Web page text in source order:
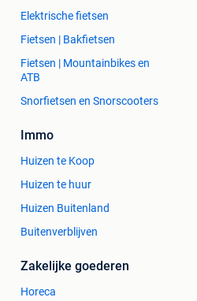
Elektrische fietsen
Fietsen | Bakfietsen
Fietsen | Mountainbikes en
ATB
Snorfietsen en Snorscooters
Immo
Huizen te Koop
Huizen te huur
Huizen Buitenland
Buitenverblijven
Zakelijke goederen
Horeca